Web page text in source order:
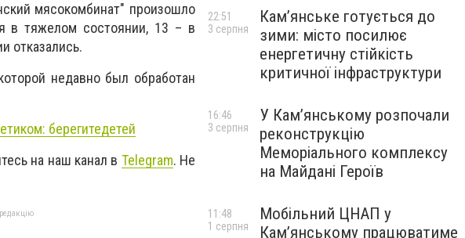
мясокомбинат" произошло
в тяжелом состоянии, 13 – в
отказались.
недавно был обработан
берегитедетей
на наш канал в Telegram. Не
Кам’янське готується до
зими: місто посилює
енергетичну стійкість
критичної інфраструктури
22:51
3 серпня
У Кам’янському розпочали
реконструкцію
Меморіального комплексу
на Майдані Героїв
16:46
3 серпня
Мобільний ЦНАП у
Кам’янському працюватиме
11:48
1 серпня